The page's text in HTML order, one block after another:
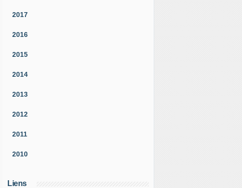
2017
2016
2015
2014
2013
2012
2011
2010
Liens